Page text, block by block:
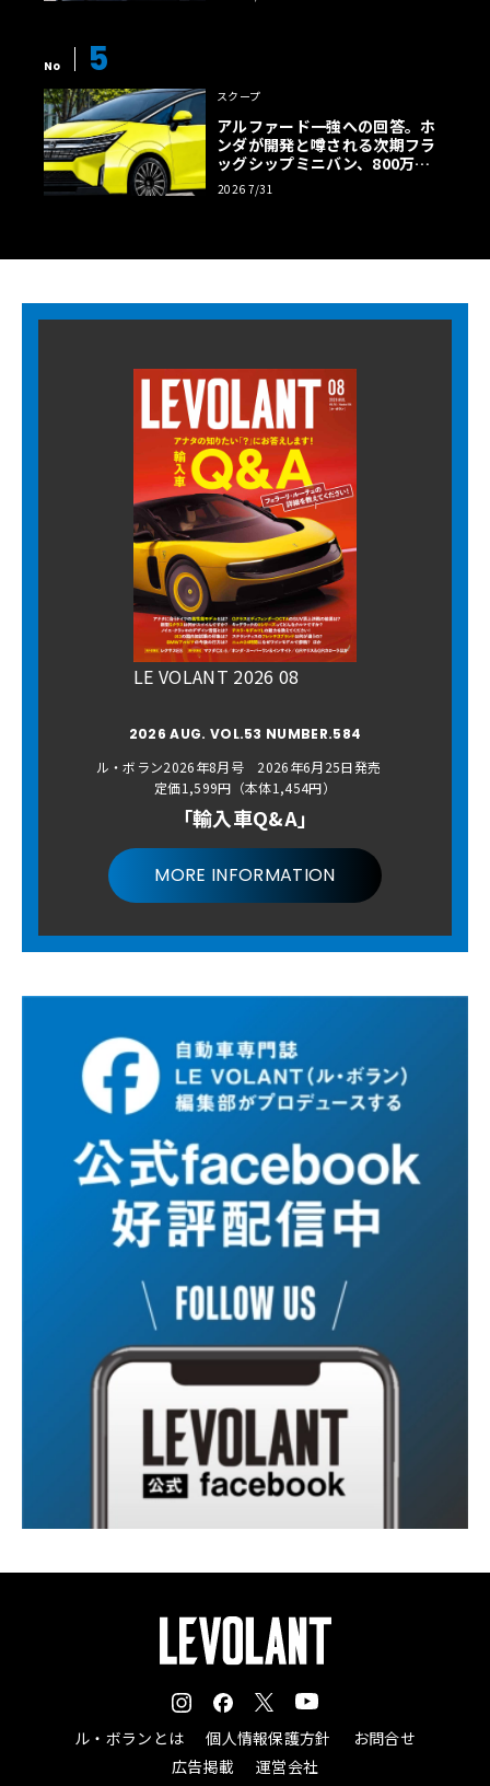
No 5
スクープ
アルファード一強への回答。ホ
ンダが開発と噂される次期フラ
ッグシップミニバン、800万円
超の勝算【予想CG】
2026 7/31
LE VOLANT 2026 08
2026 AUG. VOL.53 NUMBER.584
ル・ボラン2026年8月号 2026年6月25日発売
定価1,599円（本体1,454円）
「輸入車Q&A」
MORE INFORMATION
ル・ボランとは 個人情報保護方針
お問合せ
広告掲載
運営会社